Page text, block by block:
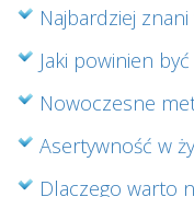
Najbardziej
Jaki powinien
Nowoczesne
Asertywność w
Dlaczego warto